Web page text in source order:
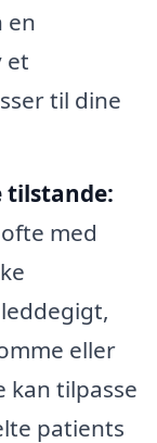
en
et
til dine
tilstande:
med
eller
kan tilpasse
patients